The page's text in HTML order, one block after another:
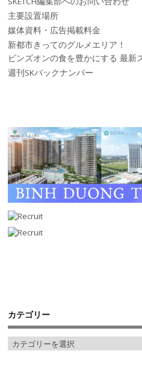
主要設置場所
媒体資料・広告掲載料金
新都市きってのグルメエリア！
ビンズオンの食を豊かにする 最新
週刊SKバックナンバー
カテゴリー